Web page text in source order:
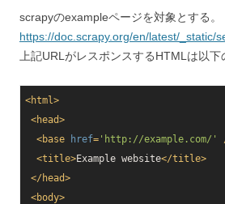
scrapyのexampleページを対象とする。
https://doc.scrapy.org/en/latest/_static/
上記URLがレスポンスするHTMLは以下
<html>
<head>
<base href= 'http://example.com/'
<title>Example website</title>
</ head>
<body>